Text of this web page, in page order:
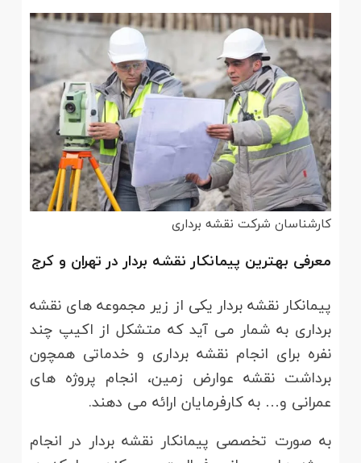
کارشناسان شرکت نقشه برداری
معرفی بهترین پیمانکار نقشه بردار در تهران و کرج
پیمانکار نقشه بردار یکی از زیر مجموعه های نقشه
برداری به شمار می آید که متشکل از اکیپ چند
نفره برای انجام نقشه برداری و خدماتی همچون
برداشت نقشه عوارض زمین، انجام پروژه های
عمرانی و… به کارفرمایان ارائه می دهند.
به صورت تخصصی پیمانکار نقشه بردار در انجام